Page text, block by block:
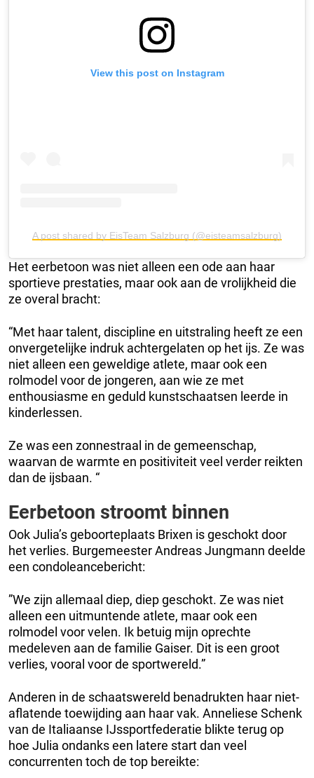
View this post on Instagram
A post shared by EisTeam Salzburg (@eisteamsalzburg)
Het eerbetoon was niet alleen een ode aan haar
sportieve prestaties, maar ook aan de vrolijkheid die
ze overal bracht:
“Met haar talent, discipline en uitstraling heeft ze een
onvergetelijke indruk achtergelaten op het ijs. Ze was
niet alleen een geweldige atlete, maar ook een
rolmodel voor de jongeren, aan wie ze met
enthousiasme en geduld kunstschaatsen leerde in
kinderlessen.
Ze was een zonnestraal in de gemeenschap,
waarvan de warmte en positiviteit veel verder reikten
dan de ijsbaan. “
Eerbetoon stroomt binnen
Ook Julia’s geboorteplaats Brixen is geschokt door
het verlies. Burgemeester Andreas Jungmann deelde
een condoleancebericht:
”We zijn allemaal diep, diep geschokt. Ze was niet
alleen een uitmuntende atlete, maar ook een
rolmodel voor velen. Ik betuig mijn oprechte
medeleven aan de familie Gaiser. Dit is een groot
verlies, vooral voor de sportwereld.”
Anderen in de schaatswereld benadrukten haar niet-
aflatende toewijding aan haar vak. Anneliese Schenk
van de Italiaanse IJssportfederatie blikte terug op
hoe Julia ondanks een latere start dan veel
concurrenten toch de top bereikte: